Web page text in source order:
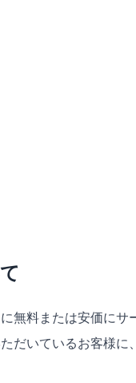
会社
無料または安価に
だいているお客様に